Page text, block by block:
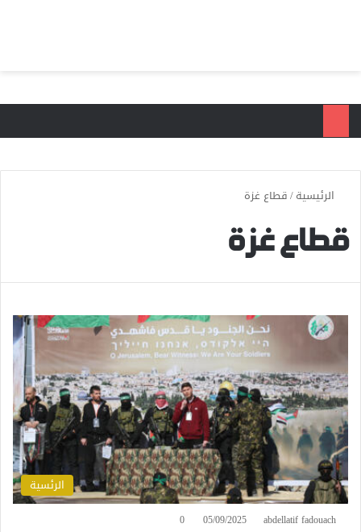
الرئيسية/قطاع غزة
قطاع غزة
الرئسية
abdellatif fadouach
05/09/2025
0